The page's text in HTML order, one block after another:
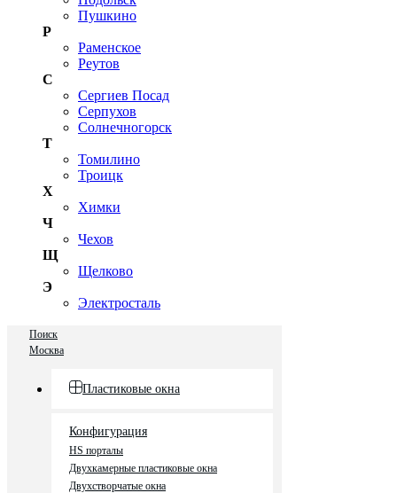
Пушкино
Р
Раменское
Реутов
С
Сергиев Посад
Серпухов
Солнечногорск
Т
Томилино
Троицк
Х
Химки
Ч
Чехов
Щ
Щелково
Э
Электросталь
Поиск
Москва
Пластиковые окна
Конфигурация
HS порталы
Двухкамерные пластиковые окна
Двухстворчатые окна